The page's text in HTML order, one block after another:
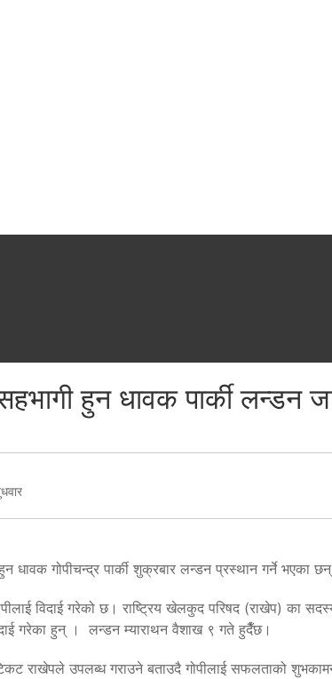
हुन धावक पार्की लन्डन
धावक गोपीचन्द्र पार्की शुक्रबार लन्डन प्रस्थान गर्ने भएका
विदाई गरेको छ। राष्ट्रिय खेलकुद परिषद (राखेप) का
गरेका हुन् । लन्डन म्याराथन वैशाख ९ गते हुदैँछ।
राखेपले उपलब्ध गराउने बताउदै गोपीलाई सफलताको